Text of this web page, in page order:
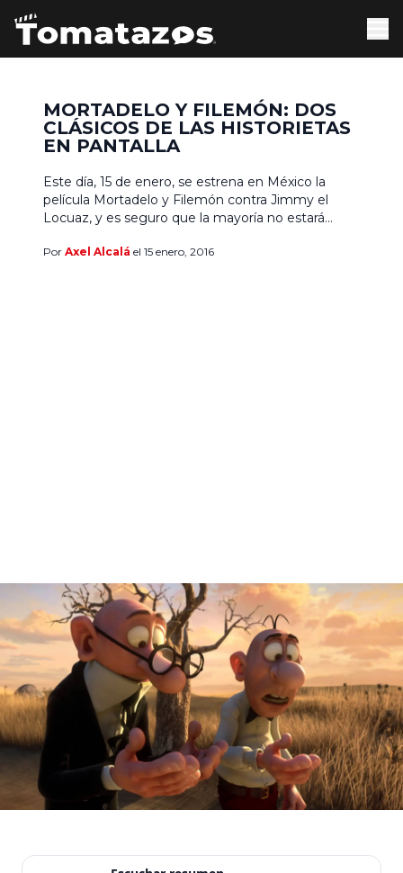
MORTADELO Y FILEMÓN: DOS
CLÁSICOS DE LAS HISTORIETAS
EN PANTALLA
Este día, 15 de enero, se estrena en México la
película Mortadelo y Filemón contra Jimmy el
Locuaz, y es seguro que la mayoría no estará
son y de dónde vienen? Bien, a continuación
Por Axel Alcalá el 15 enero, 2016